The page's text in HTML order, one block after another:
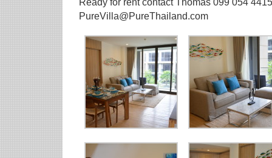
PureVilla@PureThailand.com